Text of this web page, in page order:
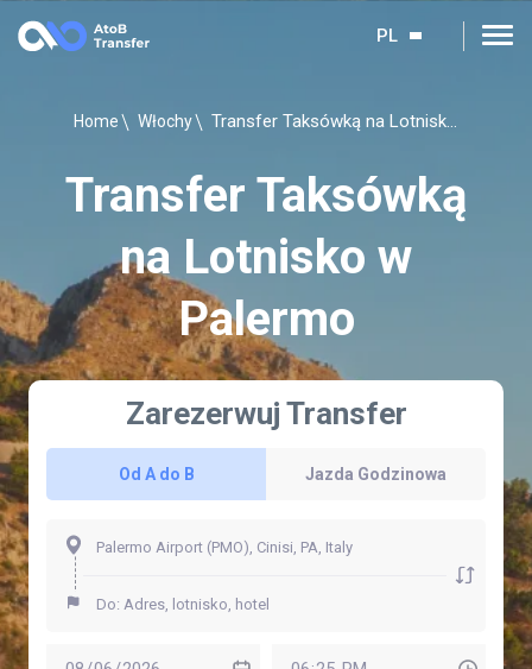
PL
Home Włochy Transfer Taksówką na Lotnisko w Palermo
Transfer Taksówką
na Lotnisko w
Palermo
Zarezerwuj Transfer
Od A do B Jazda Godzinowa